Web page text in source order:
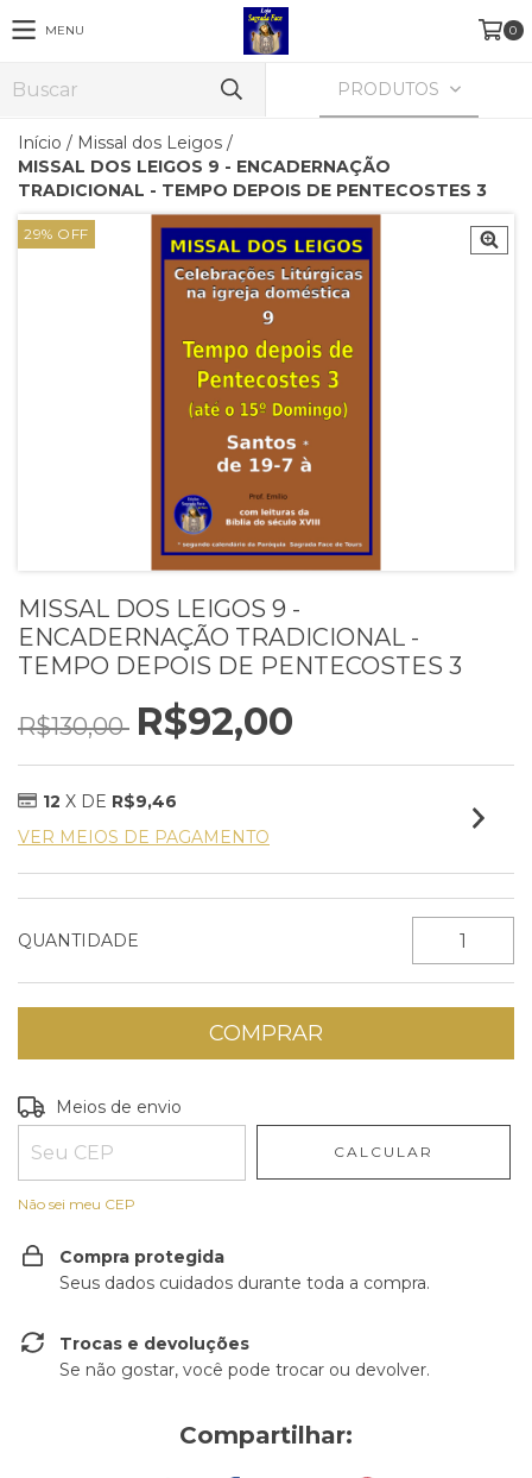
MENU 0
PRODUTOS
Início / Missal dos Leigos /
MISSAL DOS LEIGOS 9 - ENCADERNAÇÃO
TRADICIONAL - TEMPO DEPOIS DE PENTECOSTES 3
29% OFF
MISSAL DOS LEIGOS 9 -
ENCADERNAÇÃO TRADICIONAL -
TEMPO DEPOIS DE PENTECOSTES 3
R$130,00 R$92,00
12 X DE R$9,46
VER MEIOS DE PAGAMENTO
QUANTIDADE
Entregas para o CEP:
Meios de envio
CALCULAR
Não sei meu CEP
Compra protegida
Seus dados cuidados durante toda a compra.
Trocas e devoluções
Se não gostar, você pode trocar ou devolver.
Compartilhar: